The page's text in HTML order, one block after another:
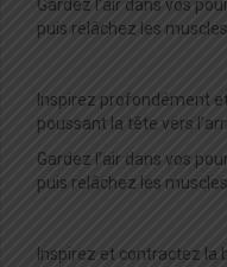
Gardez l’air dans vos
puis relâchez les
Inspirez profondément
poussant la tête vers
Gardez l’air dans vos
puis relâchez les
Inspirez et contractez la